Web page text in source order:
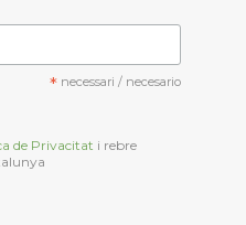
*necessari / necesario
de Privacitat i rebre